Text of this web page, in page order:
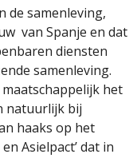
de samenleving,
van Spanje en dat
diensten
samenleving.
het
natuurlijk bij
haaks op het
Asielpact’ dat in